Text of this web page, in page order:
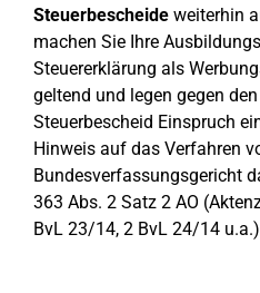
Steuerbescheide weiterhin
machen Sie Ihre
Steuererklärung als
geltend und legen gegen
Steuerbescheid Einspruch
Hinweis auf das Verfahren
Bundesverfassungsgericht
363 Abs. 2 Satz 2 AO
BvL 23/14, 2 BvL 24/14